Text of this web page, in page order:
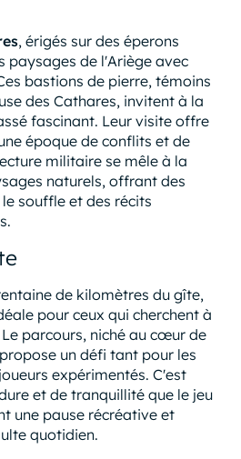
, érigés sur des éperons
paysages de l'Ariège avec
bastions de pierre, témoins
des Cathares, invitent à la
fascinant. Leur visite offre
époque de conflits et de
militaire se mêle à la
naturels, offrant des
souffle et des récits
de kilomètres du gîte,
pour ceux qui cherchent à
parcours, niché au cœur de
un défi tant pour les
expérimentés. C'est
et de tranquillité que le jeu
une pause récréative et
quotidien.